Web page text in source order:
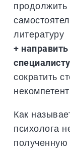
продолжить
литературу
+
специалисту
сократить
Как
психолога
полученную